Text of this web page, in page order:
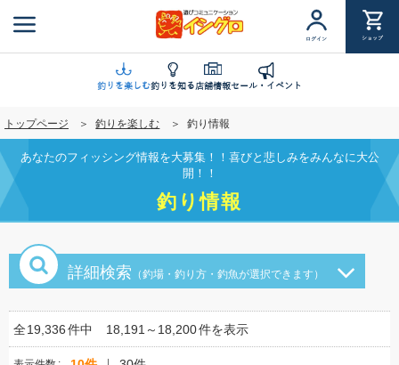
ン
に
移
動
ログイン ショップ
釣りを楽しむ釣りを知る店舗情報セール・イベント
トップページ 釣りを楽しむ 釣り情報
あなたのフィッシング情報を大募集！！喜びと悲しみをみんなに大公
開！！
釣り情報
詳細検索 （釣場・釣り方・釣魚が選択できます）
全19,336件中 18,191～18,200件を表示